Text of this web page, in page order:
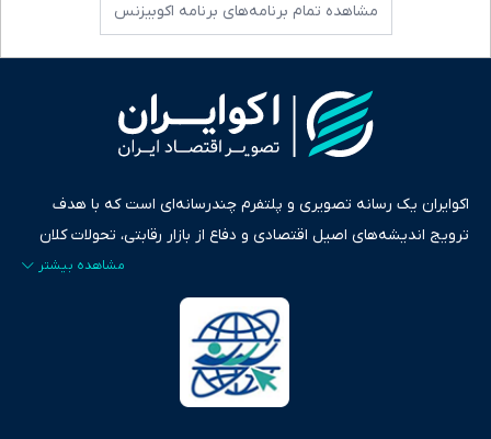
مشاهده تمام برنامه‌های برنامه اکوبیزنس
اکوایران یک رسانه تصویری و پلتفرم چندرسانه‌ای است که با هدف
ترویج اندیشه‌های اصیل اقتصادی و دفاع از بازار رقابتی، تحولات کلان
ایران و جهان را در قالب‌های ویدیو، پادکست، متن و گزارش‌های تحلیلی
پایش می‌کند. این رسانه به عنوان منبعی دقیق و قابل اعتماد، فراتر از
اطلاع‌رسانی صرف، به تبیین سیاست‌ها و کارکردهای بازارهای مالی،
سرمایه‌گذاری، تجارت و حوزه‌های نوظهور می‌پردازد. اکوایران با پایبندی
به اصول «انصاف، امانت و صداقت»، بستری برای انعکاس آراء متنوع